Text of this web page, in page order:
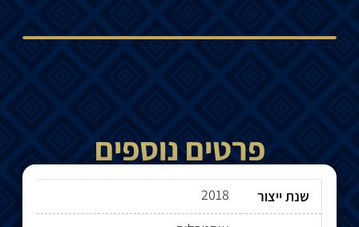
פרטים נוספים
שנת ייצור
2018